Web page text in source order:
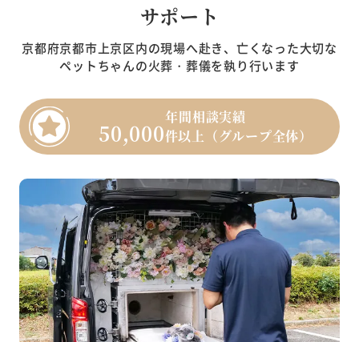
サポート
京都府京都市上京区内の現場へ赴き、亡くなった大切な
ペットちゃんの火葬・葬儀を執り行います
年間相談実績
50,000件以上（グループ全体）